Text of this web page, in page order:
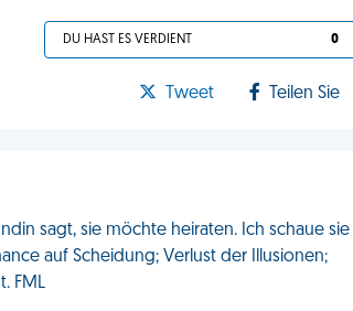
DU HAST ES VERDIENT 0
Tweet Teilen Sie
sagt, sie möchte heiraten. Ich schaue sie
auf Scheidung; Verlust der Illusionen;
FML